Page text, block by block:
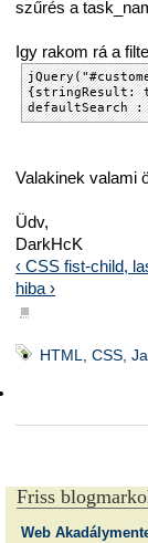
szűrés a
Igy rakom rá a
{stringResult:
defaultSearch
Valakinek valami
Üdv,
DarkHcK
‹ CSS fist-child,
hiba ›
■
HTML, CSS,
Friss
Web